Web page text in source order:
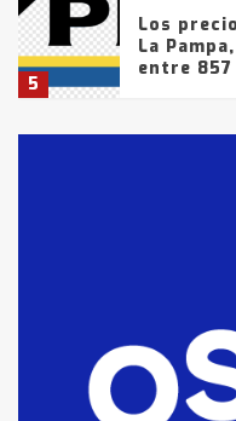
5
Los
La
entre 857
fueron
tarde del